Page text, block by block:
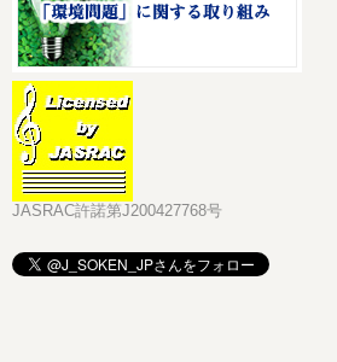
JASRAC許諾第J200427768号